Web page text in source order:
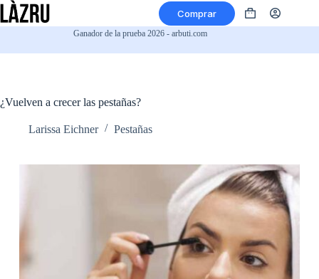
Saltar
al
Comprar
Carro
Ganador de la prueba 2026 - arbuti.com
¿Vuelven a crecer las pestañas?
Larissa Eichner Pestañas